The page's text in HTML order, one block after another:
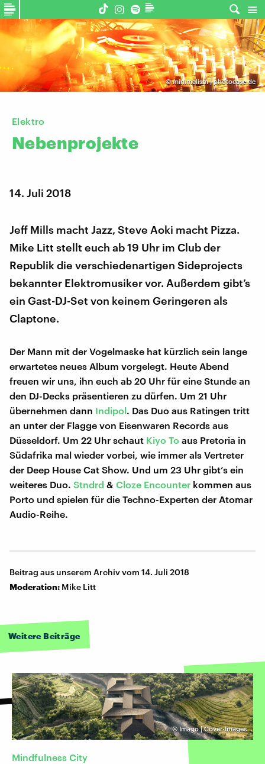
©minimalism | photocase.de
Elektro
Nebenprojekte
14. Juli 2018
Jeff Mills macht Jazz, Steve Aoki macht Pizza.
Mike Litt stellt euch ab 19 Uhr im Club der
Republik die verschiedenartigen Sideprojects
bekannter Elektromusiker vor. Außerdem gibt’s
ein Gast-DJ-Set von keinem Geringeren als
Claptone.
Der Mann mit der Vogelmaske hat kürzlich sein lange
erwartetes neues Album vorgelegt. Heute Abend
freuen wir uns, ihn euch ab 20 Uhr für eine Stunde an
den DJ-Decks präsentieren zu dürfen. Um 21 Uhr
übernehmen dann Indipol. Das Duo aus Ratingen tritt
an unter der Flagge von Eisenwaren Records aus
Düsseldorf. Um 22 Uhr schaut Kiyo To aus Pretoria in
Südafrika mal wieder vorbei, wie immer als Vertreter
der Deep House Cat Show. Und um 23 Uhr gibt’s ein
weiteres Duo. Stndrd & Cloze Encounter kommen aus
Porto und spielen für die Techno-Experten der Atomar
Audio-Reihe.
Beitrag aus unserem Archiv vom 14. Juli 2018
Moderation: Mike Litt
Weitere Beiträge
© Imago | Cover-Images
Mindfulness City